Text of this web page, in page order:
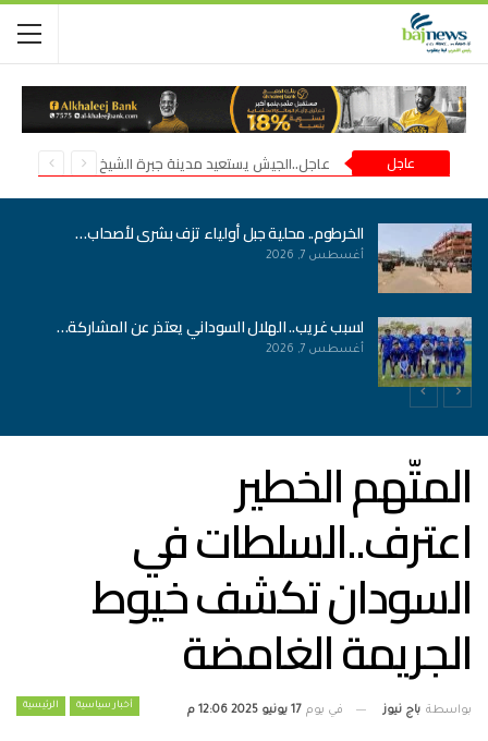
عاجل عاجل..الجيش يستعيد مدينة جبرة الشيخ في شمال كردفان
الخرطوم.. محلية جبل أولياء تزف بشرى لأصحاب…
أغسطس 7, 2026
لسبب غريب.. الهلال السوداني يعتذر عن المشاركة…
أغسطس 7, 2026
المتّهم الخطير
اعترف..السلطات في
السودان تكشف خيوط
الجريمة الغامضة
أخبار سياسية الرئيسية بواسطة باج نيوز في يوم 17 يونيو 2025 12:06 م